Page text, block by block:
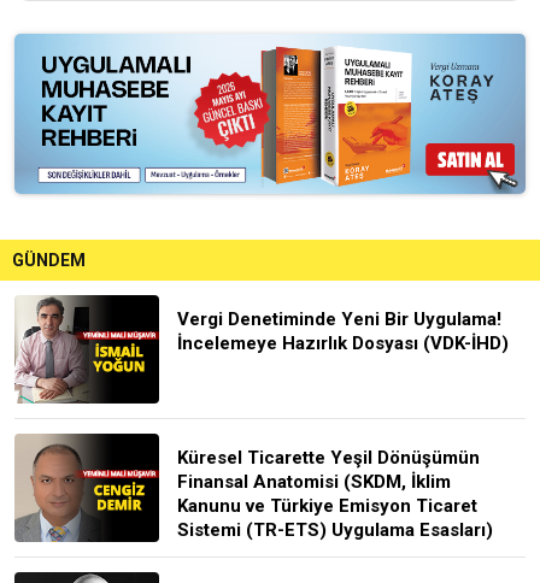
GÜNDEM
Vergi Denetiminde Yeni Bir Uygulama!
İncelemeye Hazırlık Dosyası (VDK-İHD)
Küresel Ticarette Yeşil Dönüşümün
Finansal Anatomisi (SKDM, İklim
Kanunu ve Türkiye Emisyon Ticaret
Sistemi (TR-ETS) Uygulama Esasları)